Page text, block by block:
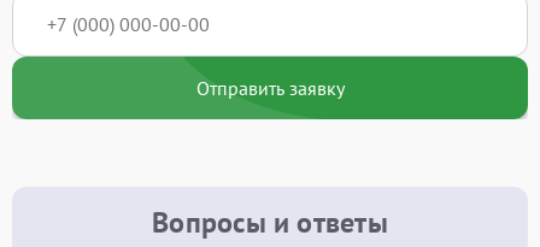
Отправить заявку
Вопросы и ответы